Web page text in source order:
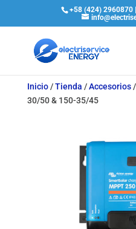
+58 (424) 2960870
Inicio/Tienda /Accesorios/
30/50 & 150-35/45